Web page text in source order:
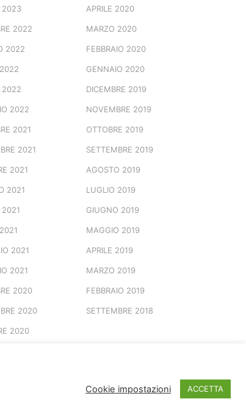
2023
2022
2022
2022
2022
2021
2021
2021
2021
2021
2021
2021
2020
2020
2020
APRILE 2020
MARZO 2020
FEBBRAIO 2020
GENNAIO 2020
DICEMBRE 2019
NOVEMBRE 2019
OTTOBRE 2019
SETTEMBRE 2019
AGOSTO 2019
LUGLIO 2019
GIUGNO 2019
MAGGIO 2019
APRILE 2019
MARZO 2019
FEBBRAIO 2019
SETTEMBRE 2018
© 2026 Marchio Registrato
Cookie impostazioni ACCETTA